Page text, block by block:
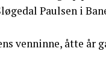
Paulsen i
venninne, åtte år